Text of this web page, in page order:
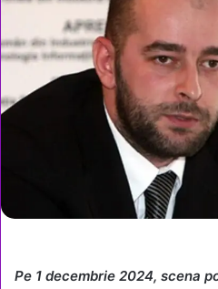
Pe 1 decembrie 2024, scena